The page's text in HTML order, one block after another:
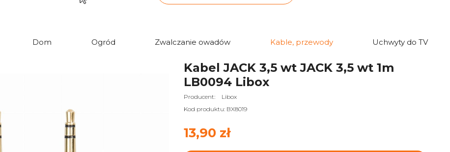
Dom Ogród Zwalczanie owadów Kable, przewody Uchwyty do TV
Ocena:
Kabel JACK 3,5 wt JACK 3,5 wt 1m
LB0094 Libox
Producent:
Libox
Kod produktu: BX8019
13,90 zł